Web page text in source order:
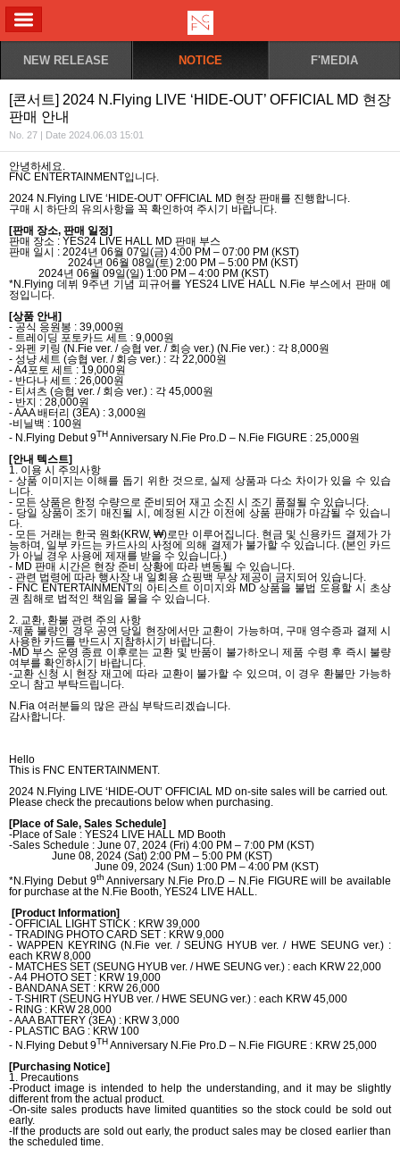
NEW RELEASE NOTICE F'MEDIA
[콘서트] 2024 N.Flying LIVE ‘HIDE-OUT’ OFFICIAL MD 현장
판매 안내
No. 27 | Date 2024.06.03 15:01
안녕하세요.
FNC ENTERTAINMENT입니다.
2024 N.Flying LIVE ‘HIDE-OUT’ OFFICIAL MD 현장 판매를 진행합니다.
구매 시 하단의 유의사항을 꼭 확인하여 주시기 바랍니다.
[판매 장소, 판매 일정]
판매 장소 : YES24 LIVE HALL MD 판매 부스
판매 일시 : 2024년 06월 07일(금) 4:00 PM – 07:00 PM (KST)
2024년 06월 08일(토) 2:00 PM – 5:00 PM (KST)
2024년 06월 09일(일) 1:00 PM – 4:00 PM (KST)
*N.Flying 데뷔 9주년 기념 피규어를 YES24 LIVE HALL N.Fie 부스에서 판매 예
정입니다.
[상품 안내]
- 공식 응원봉 : 39,000원
- 트레이딩 포토카드 세트 : 9,000원
- 와펜 키링 (N.Fie ver. / 승협 ver. / 회승 ver.) (N.Fie ver.) : 각 8,000원
- 성냥 세트 (승협 ver. / 회승 ver.) : 각 22,000원
- A4포토 세트 : 19,000원
- 반다나 세트 : 26,000원
- 티셔츠 (승협 ver. / 회승 ver.) : 각 45,000원
- 반지 : 28,000원
- AAA배터리 (3EA) : 3,000원
-비닐백 : 100원
- N.Flying Debut 9THAnniversary N.Fie Pro.D – N.Fie FIGURE : 25,000원
[안내 텍스트]
1. 이용 시 주의사항
- 상품 이미지는 이해를 돕기 위한 것으로, 실제 상품과 다소 차이가 있을 수 있습
니다.
- 모든 상품은 한정 수량으로 준비되어 재고 소진 시 조기 품절될 수 있습니다.
- 당일 상품이 조기 매진될 시 , 예정된 시간 이전에 상품 판매가 마감될 수 있습니
다.
- 모든 거래는 한국 원화(KRW, ₩)로만 이루어집니다. 현금 및 신용카드 결제가 가
능하며 , 일부 카드는 카드사의 사정에 의해 결제가 불가할 수 있습니다. (본인 카드
가 아닐 경우 사용에 제재를 받을 수 있습니다.)
- MD 판매 시간은 현장 준비 상황에 따라 변동될 수 있습니다.
- 관련 법령에 따라 행사장 내 일회용 쇼핑백 무상 제공이 금지되어 있습니다.
- FNC ENTERTAINMENT의 아티스트 이미지와 MD상품을 불법 도용할 시 초상
권 침해로 법적인 책임을 물을 수 있습니다.
2. 교환, 환불 관련 주의 사항
-제품 불량인 경우 공연 당일 현장에서만 교환이 가능하며 , 구매 영수증과 결제 시
사용한 카드를 반드시 지참하시기 바랍니다.
-MD 부스 운영 종료 이후로는 교환 및 반품이 불가하오니 제품 수령 후 즉시 불량
여부를 확인하시기 바랍니다.
-교환 신청 시 현장 재고에 따라 교환이 불가할 수 있으며 , 이 경우 환불만 가능하
오니 참고 부탁드립니다.
N.Fia 여러분들의 많은 관심 부탁드리겠습니다.
감사합니다.
Hello
This is FNC ENTERTAINMENT.
2024 N.Flying LIVE ‘HIDE-OUT’ OFFICIAL MD on-site sales will be carried out.
Please check the precautions below when purchasing.
[Place of Sale, Sales Schedule]
-Place of Sale : YES24 LIVE HALL MD Booth
-Sales Schedule : June 07, 2024 (Fri) 4:00 PM – 7:00 PM (KST)
June 08, 2024 (Sat) 2:00 PM – 5:00 PM (KST)
June 09, 2024 (Sun) 1:00 PM – 4:00 PM (KST)
*N.Flying Debut 9th Anniversary N.Fie Pro.D – N.Fie FIGURE will be available
for purchase at the N.Fie Booth, YES24 LIVE HALL.
[Product Information]
- OFFICIAL LIGHT STICK : KRW 39,000
- TRADING PHOTO CARD SET : KRW 9,000
- WAPPEN KEYRING (N.Fie ver. / SEUNG HYUB ver. / HWE SEUNG ver.) :
each KRW 8,000
- MATCHES SET (SEUNG HYUB ver. / HWE SEUNG ver.) : each KRW 22,000
- A4 PHOTO SET : KRW 19,000
- BANDANA SET : KRW 26,000
- T-SHIRT (SEUNG HYUB ver. / HWE SEUNG ver.) : each KRW 45,000
- RING : KRW 28,000
- AAA BATTERY (3EA) : KRW 3,000
- PLASTIC BAG : KRW 100
- N.Flying Debut 9THAnniversary N.Fie Pro.D – N.Fie FIGURE : KRW 25,000
[Purchasing Notice]
1. Precautions
-Product image is intended to help the understanding, and it may be slightly
different from the actual product.
-On-site sales products have limited quantities so the stock could be sold out
early.
-Ifthe products are sold out early, the product sales may be closed earlier than
the scheduled time.